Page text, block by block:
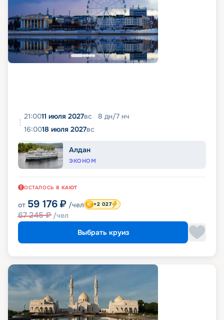
21:0011 июля 2027вс 8 дн/7 нч
16:0018 июля 2027вс
Алдан
ЭКОНОМ
ОСТАЛОСЬ 8 КАЮТ
от 59 176 ₽ /чел
67 245₽ /чел
+2 027
Выбрать круиз